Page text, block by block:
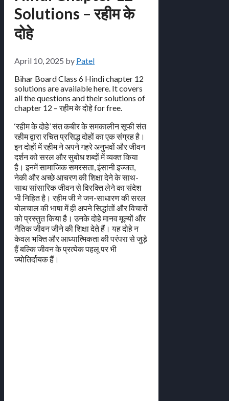
Solutions – रहीम के
दोहे
April 10, 2025 by Patel
Bihar Board Class 6 Hindi chapter 12
solutions are available here. It covers
all the questions and their solutions of
chapter 12 – रहीम के दोहे for free.
‘रहीम के दोहे’ संत कबीर के समकालीन सूफी संत
रहीम द्वारा रचित प्रसिद्ध दोहों का एक संग्रह है।
इन दोहों में रहीम ने अपने गहरे अनुभवों और जीवन
दर्शन को सरल और सुबोध शब्दों में व्यक्त किया
है। इनमें सामाजिक समरसता, इंसानी इज्जत,
नेकी और अच्छे आचरण की शिक्षा देने के साथ-
साथ सांसारिक जीवन से विरक्ति लेने का संदेश
भी निहित है। रहीम जी ने जन-साधारण की सरल
बोलचाल की भाषा में ही अपने सिद्धांतों और विचारों
को प्रस्तुत किया है। उनके दोहे मानव मूल्यों और
नैतिक जीवन जीने की शिक्षा देते हैं। यह दोहे न
केवल भक्ति और आध्यात्मिकता की परंपरा से जुड़े
हैं बल्कि जीवन के प्रत्येक पहलू पर भी
ज्योतिर्दायक हैं।